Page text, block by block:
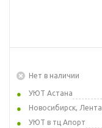
Нет в наличии
УЮТ Астана
Новосибирск, Лента
УЮТ в тц Апорт